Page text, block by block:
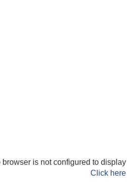
browser is not configured to
Click